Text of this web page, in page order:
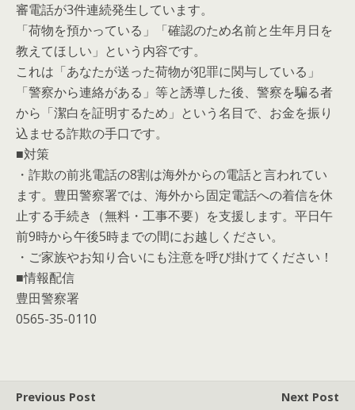
審電話が3件連続発生しています。
「荷物を預かっている」「確認のため名前と生年月日を
教えてほしい」という内容です。
これは「あなたが送った荷物が犯罪に関与している」
「警察から連絡がある」等と誘導した後、警察を騙る者
から「潔白を証明するため」という名目で、お金を振り
込ませる詐欺の手口です。
■対策
・詐欺の前兆電話の8割は海外からの電話と言われてい
ます。豊田警察署では、海外から固定電話への着信を休
止する手続き（無料・工事不要）を支援します。平日午
前9時から午後5時までの間にお越しください。
・ご家族やお知り合いにも注意を呼び掛けてください！
■情報配信
豊田警察署
0565-35-0110
Previous Post Next Post